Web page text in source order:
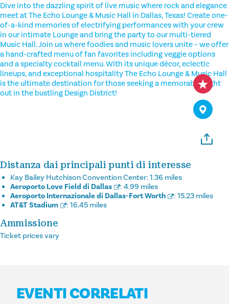
Dive into the dazzling spirit of live music where rock and elegance
meet at The Echo Lounge & Music Hall in Dallas, Texas! Create one-
of-a-kind memories of electrifying performances with your crew
in our intimate Lounge and bring the party to our multi-tiered
Music Hall. Join us where foodies and music lovers unite – we offer
a hand-crafted menu of fan favorites including veggie options
and a specialty cocktail menu. With its unique décor, eclectic
lineups, and exceptional hospitality The Echo Lounge & Music Hall
is the ultimate destination for those seeking a memorable night
out in the bustling Design District!
Distanza dai principali punti di interesse
Kay Bailey Hutchison Convention Center: 1.36 miles
Aeroporto Love Field di Dallas
: 4.99 miles
Aeroporto Internazionale di Dallas-Fort Worth
: 15.23 miles
AT&T Stadium
: 16.45 miles
Ammissione
Ticket prices vary
EVENTI CORRELATI